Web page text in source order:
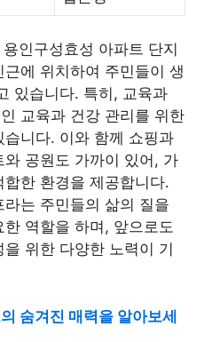
인구성효성 아파트 단지
에 위치하여 주민들이 생
있습니다. 특히, 교육과
교육과 건강 관리를 위한
니다. 이와 함께 쇼핑과
공원도 가까이 있어, 가
한 환경을 제공합니다.
는 주민들의 삶의 질을
역할을 하며, 앞으로도
위한 다양한 노력이 기
숨겨진 매력을 알아보세